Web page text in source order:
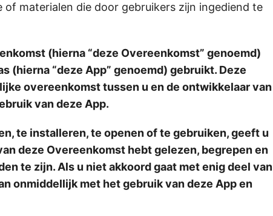
materialen die door gebruikers zijn ingediend te
(hierna “deze Overeenkomst” genoemd)
(hierna “deze App” genoemd) gebruikt. Deze
overeenkomst tussen u en de ontwikkelaar van
van deze App.
te installeren, te openen of te gebruiken, geeft u
deze Overeenkomst hebt gelezen, begrepen en
te zijn. Als u niet akkoord gaat met enig deel van
onmiddellijk met het gebruik van deze App en